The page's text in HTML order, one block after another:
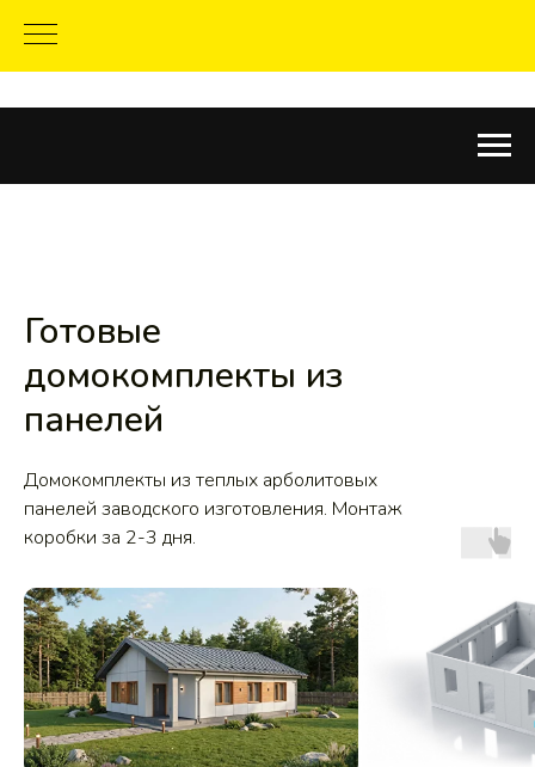
Готовые
домокомплекты из
панелей
Домокомплекты из теплых арболитовых
панелей заводского изготовления. Монтаж
коробки за 2-3 дня.